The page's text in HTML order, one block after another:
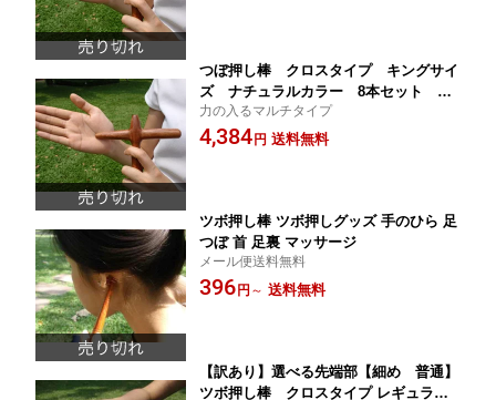
つぼ押し棒 クロスタイプ キングサイ
ズ ナチュラルカラー 8本セット
【メール便 送料無料】【つぼ押し グッ
ズ/ツボ押し グッズ/ツボ押し棒/マッサ
力の入るマルチタイプ
4,384円 送料無料
ツボ押し棒 ツボ押しグッズ 手のひら 足
つぼ 首 足裏 マッサージ
メール便送料無料
396円 ～ 送料無料
【訳あり】選べる先端部【細め 普通】
ツボ押し棒 クロスタイプ レギュラー